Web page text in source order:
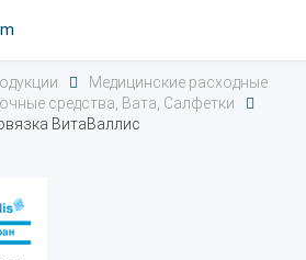
Медицинские расходные
средства, Вата, Салфетки
ВитаВаллис